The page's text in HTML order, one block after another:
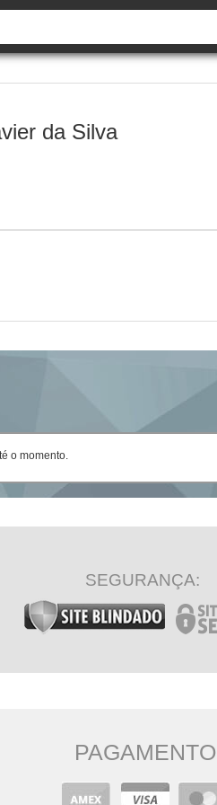
da Silva
o momento.
SEGURANÇA:
PAGAMENTO